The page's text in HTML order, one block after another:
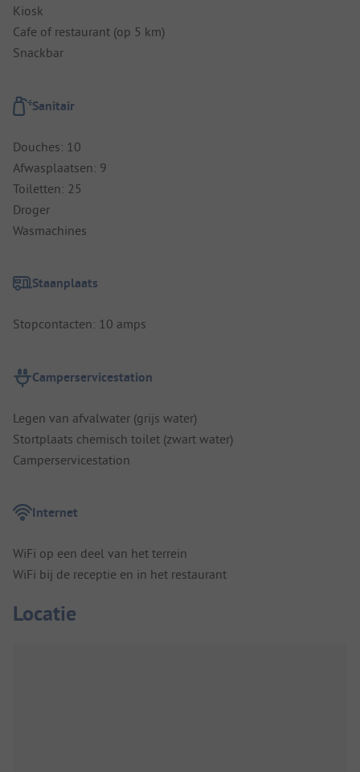
Kiosk
Cafe of restaurant (op 5 km)
Snackbar
Sanitair
Douches: 10
Afwasplaatsen: 9
Toiletten: 25
Droger
Wasmachines
Staanplaats
Stopcontacten: 10 amps
Camperservicestation
Legen van afvalwater (grijs water)
Stortplaats chemisch toilet (zwart water)
Camperservicestation
Internet
WiFi op een deel van het terrein
WiFi bij de receptie en in het restaurant
Locatie